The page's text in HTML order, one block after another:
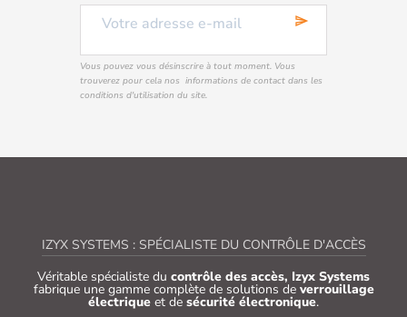
send
Vous pouvez vous désinscrire à tout moment. Vous
trouverez pour cela nos informations de contact dans les
conditions d'utilisation du site.
IZYX SYSTEMS : SPÉCIALISTE DU CONTRÔLE D'ACCÈS
Véritable spécialiste du contrôle des accès, Izyx Systems
fabrique une gamme complète de solutions de verrouillage
électrique et de sécurité électronique.